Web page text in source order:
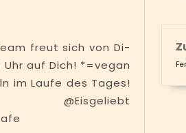
Eisgeliebt:
Birne*,
Erdbeere,
Ginger-
freut sich von Di-
Uhr auf Dich! *=vegan
im Laufe des Tages!
@Eisgeliebt